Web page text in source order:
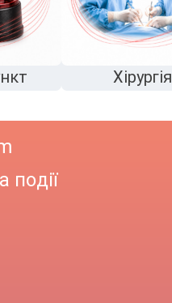
Хірургія
події